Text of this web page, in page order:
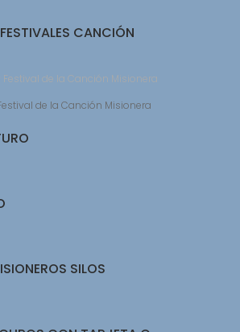
CANCIÓN
de la Canción Misionera
SILOS